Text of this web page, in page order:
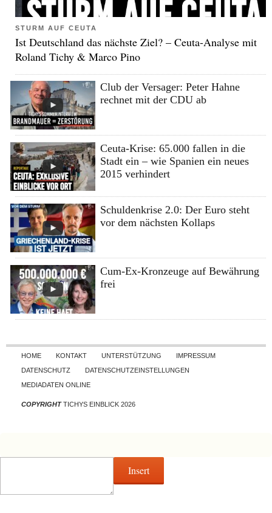
STURM AUF CEUTA
Ist Deutschland das nächste Ziel? – Ceuta-Analyse mit
Roland Tichy & Marco Pino
Club der Versager: Peter Hahne
rechnet mit der CDU ab
Ceuta-Krise: 65.000 fallen in die
Stadt ein – wie Spanien ein neues
2015 verhindert
Schuldenkrise 2.0: Der Euro steht
vor dem nächsten Kollaps
Cum-Ex-Kronzeuge auf Bewährung
frei
Skip to content
HOME KONTAKT UNTERSTÜTZUNG
IMPRESSUM
DATENSCHUTZ
DATENSCHUTZEINSTELLUNGEN
MEDIADATEN ONLINE
COPYRIGHTTICHYS EINBLICK 2026
Insert